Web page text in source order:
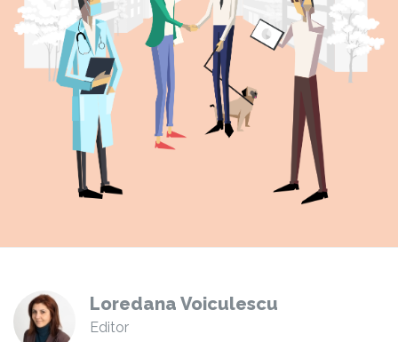
Loredana Voiculescu
Editor